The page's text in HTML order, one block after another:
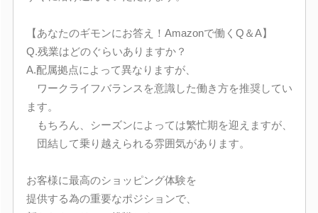
【あなたのギモンにお答え！Amazonで働くQ＆A】
Q.残業はどのぐらいありますか？
A.配属拠点によって異なりますが、
ワークライフバランスを意識した働き方を推奨してい
ます。
もちろん、シーズンによっては繁忙期を迎えますが、
団結して乗り越えられる雰囲気があります。
お客様に最高のショッピング体験を
提供する為の重要なポジションで、